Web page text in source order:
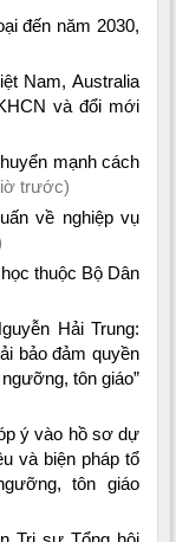
đến năm 2030,
Nam, Australia
và đổi mới
mạnh cách
trước)
về nghiệp vụ
thuộc Bộ Dân
Hải Trung:
bảo đảm quyền
tôn giáo”
ý vào hồ sơ dự
và biện pháp tổ
tôn giáo